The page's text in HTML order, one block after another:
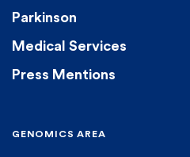
Parkinson
Medical Services
Press Mentions
GENOMICS AREA